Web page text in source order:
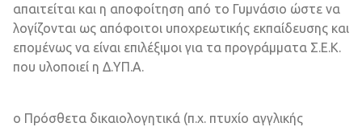
απαιτείται και η αποφοίτηση από το Γυμνάσιο ώστε να
λογίζονται ως απόφοιτοι υποχρεωτικής εκπαίδευσης και
επομένως να είναι επιλέξιμοι για τα προγράμματα Σ.Ε.Κ.
που υλοποιεί η Δ.ΥΠ.Α.
o Πρόσθετα δικαιολογητικά (π.χ. πτυχίο αγγλικής